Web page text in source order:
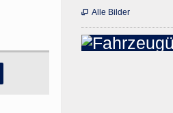
 Alle Bilder